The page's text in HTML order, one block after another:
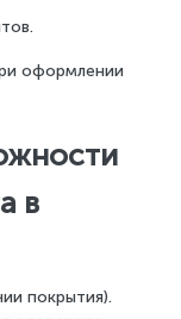
оформлении
в
покрытия).